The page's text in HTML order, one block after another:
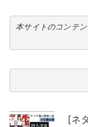
本サイトのコンテ
[ネ